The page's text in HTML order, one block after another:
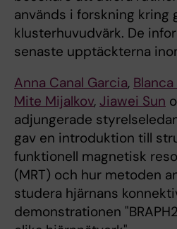
används i forskning kring
klusterhuvudvärk. De
senaste upptäckterna
Anna Canal Garcia,
Mite Mijalkov, Jiawei Sun
adjungerade
gav en introduktion till
funktionell magnetisk
(MRT) och hur metoden
studera hjärnans
demonstrationen